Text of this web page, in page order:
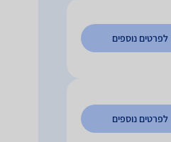
לפרטים נוספים
לפרטים נוספים